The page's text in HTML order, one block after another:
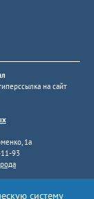
на сайт
1а
93
систему